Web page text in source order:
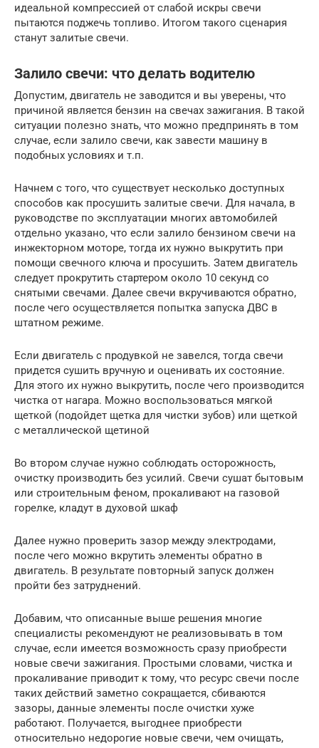
идеальной компрессией от слабой искры свечи
пытаются поджечь топливо. Итогом такого сценария
станут залитые свечи.
Залило свечи: что делать водителю
Допустим, двигатель не заводится и вы уверены, что
причиной является бензин на свечах зажигания. В такой
ситуации полезно знать, что можно предпринять в том
случае, если залило свечи, как завести машину в
подобных условиях и т.п.
Начнем с того, что существует несколько доступных
способов как просушить залитые свечи. Для начала, в
руководстве по эксплуатации многих автомобилей
отдельно указано, что если залило бензином свечи на
инжекторном моторе, тогда их нужно выкрутить при
помощи свечного ключа и просушить. Затем двигатель
следует прокрутить стартером около 10 секунд со
снятыми свечами. Далее свечи вкручиваются обратно,
после чего осуществляется попытка запуска ДВС в
штатном режиме.
Если двигатель с продувкой не завелся, тогда свечи
придется сушить вручную и оценивать их состояние.
Для этого их нужно выкрутить, после чего производится
чистка от нагара. Можно воспользоваться мягкой
щеткой (подойдет щетка для чистки зубов) или щеткой
с металлической щетиной
Во втором случае нужно соблюдать осторожность,
очистку производить без усилий. Свечи сушат бытовым
или строительным феном, прокаливают на газовой
горелке, кладут в духовой шкаф
Далее нужно проверить зазор между электродами,
после чего можно вкрутить элементы обратно в
двигатель. В результате повторный запуск должен
пройти без затруднений.
Добавим, что описанные выше решения многие
специалисты рекомендуют не реализовывать в том
случае, если имеется возможность сразу приобрести
новые свечи зажигания. Простыми словами, чистка и
прокаливание приводит к тому, что ресурс свечи после
таких действий заметно сокращается, сбиваются
зазоры, данные элементы после очистки хуже
работают. Получается, выгоднее приобрести
относительно недорогие новые свечи, чем очищать,